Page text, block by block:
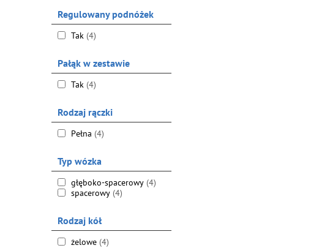
Regulowany podnóżek
Tak (4)
Pałąk w zestawie
Tak (4)
Rodzaj rączki
Pełna (4)
Typ wózka
głęboko-spacerowy (4)
spacerowy (4)
Rodzaj kół
żelowe (4)